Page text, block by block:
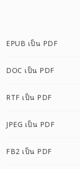
EPUB เป็น PDF
DOC เป็น PDF
RTF เป็น PDF
JPEG เป็น PDF
FB2 เป็น PDF